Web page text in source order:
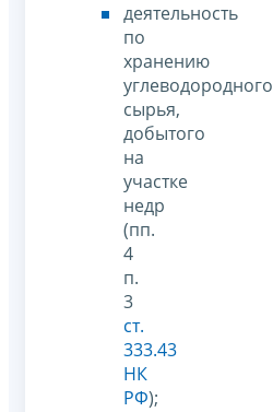
деятельность
по
хранению
углеводородного
сырья,
добытого
на
участке
недр
(пп.
4
п.
3
ст.
333.43
НК
РФ);